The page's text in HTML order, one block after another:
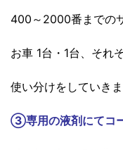
400～2000番までの
お車 1台・1台、それ
使い分けをしていき
③専用の液剤にてコ